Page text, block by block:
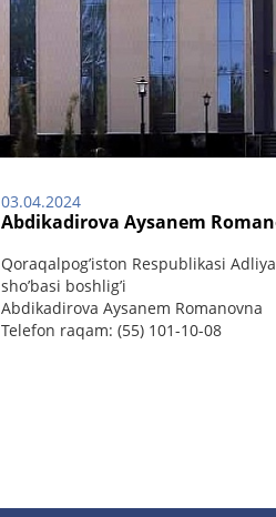
03.04.2024
Abdikadirova Aysanem
Qoraqalpog’iston Respublikasi
sho’basi boshlig’i
Abdikadirova Aysanem Romanovna
Telefon raqam: (55) 101-10-08